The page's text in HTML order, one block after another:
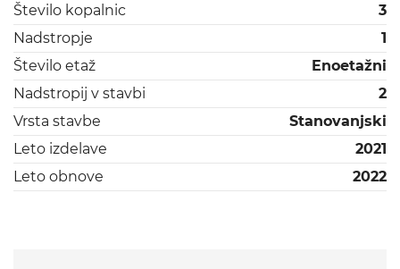
Število kopalnic
3
Nadstropje
1
Število etaž
Enoetažni
Nadstropij v stavbi
2
Vrsta stavbe
Stanovanjski
Leto izdelave
2021
Leto obnove
2022